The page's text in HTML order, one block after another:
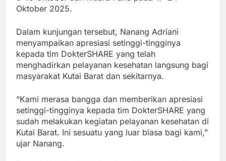
Oktober 2025.
Dalam kunjungan tersebut, Nanang Adriani
menyampaikan apresiasi setinggi-tingginya
kepada tim DokterSHARE yang telah
menghadirkan pelayanan kesehatan langsung bagi
masyarakat Kutai Barat dan sekitarnya.
“Kami merasa bangga dan memberikan apresiasi
setinggi-tingginya kepada tim DokterSHARE yang
sudah melakukan kegiatan pelayanan kesehatan di
Kutai Barat. Ini sesuatu yang luar biasa bagi kami,”
ujar Nanang.